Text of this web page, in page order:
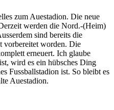
zum Auestadion. Die neue
werden die Nord.-(Heim)
sind bereits die
vorbereitet worden. Die
erneuert. Ich glaube
wird es ein hübsches Ding
Fussballstadion ist. So bleibt es
Auestadion.